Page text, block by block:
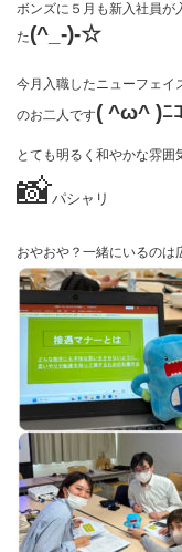
ボンズに５月も新入社員が
た(^_-)-☆
今月入職したニューフェイ
のお二人です( ^ω^ )ﾆ
とても明るく和やかな雰囲
📸パシャリ
おやおや？一緒にいるのは